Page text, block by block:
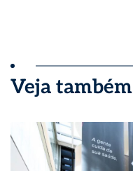
Veja também